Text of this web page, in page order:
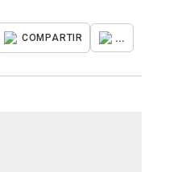
COMPARTIR ...